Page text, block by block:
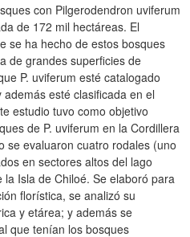
con Pilgerodendron uviferum
de 172 mil hectáreas. El
se ha hecho de estos bosques
de grandes superficies de
P. uviferum esté catalogado
esté clasificada en el
estudio tuvo como objetivo
de P. uviferum en la Cordillera
se evaluaron cuatro rodales (uno
en sectores altos del lago
Isla de Chiloé. Se elaboró para
florística, se analizó su
y etárea; y además se
que tenían los bosques